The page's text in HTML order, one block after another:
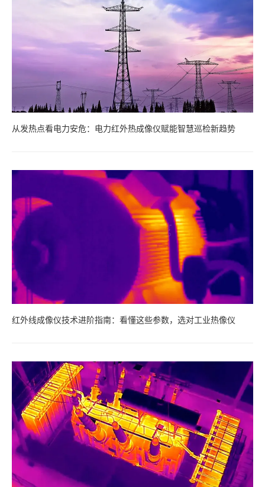
从发热点看电力安危：电力红外热成像仪赋能智慧巡检新趋势
红外线成像仪技术进阶指南：看懂这些参数，选对工业热像仪